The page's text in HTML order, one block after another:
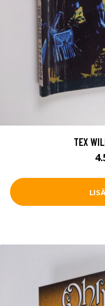
TEX